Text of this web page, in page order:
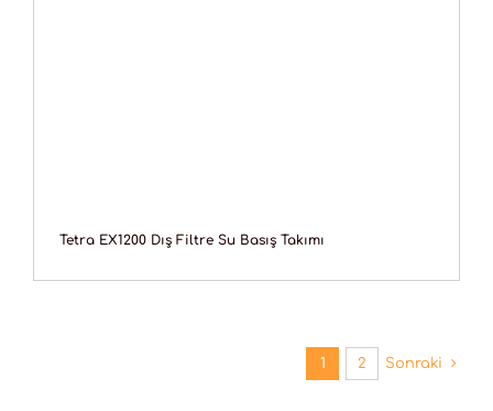
Tetra EX1200 Dış Filtre Su Basış Takımı
1 2 Sonraki